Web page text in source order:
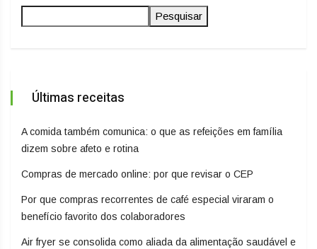
Pesquisar
Últimas receitas
A comida também comunica: o que as refeições em família
dizem sobre afeto e rotina
Compras de mercado online: por que revisar o CEP
Por que compras recorrentes de café especial viraram o
benefício favorito dos colaboradores
Air fryer se consolida como aliada da alimentação saudável e